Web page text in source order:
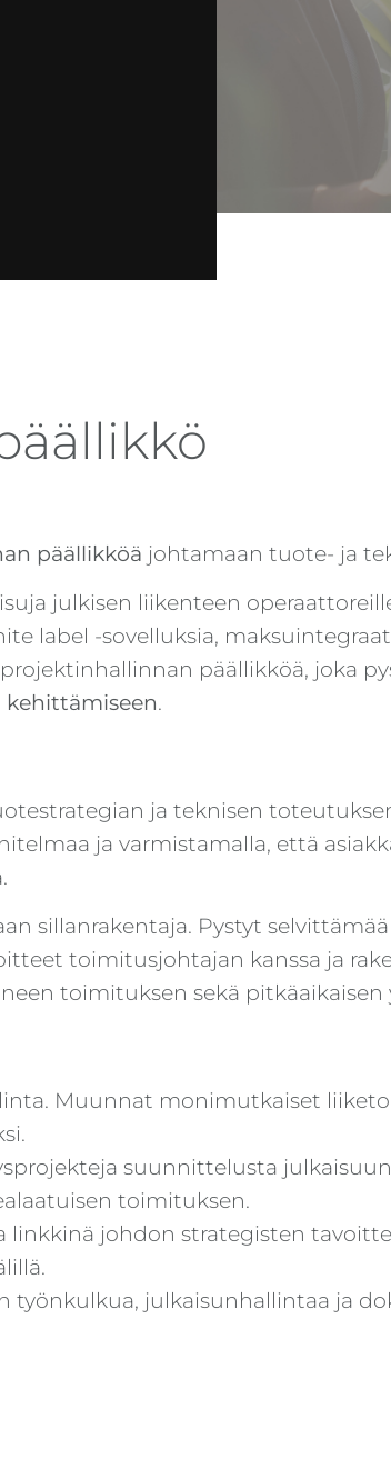
päällikköä johtamaan tuote- ja
julkisen liikenteen
label -sovelluksia,
päällikköä, joka
.
ja teknisen
ja varmistamalla, että
sillanrakentaja. Pystyt
toimitusjohtajan kanssa ja
toimituksen sekä pitkäaikaisen
Muunnat monimutkaiset
suunnittelusta
toimituksen.
linkkinä johdon strategisten
työnkulkua, julkaisunhallintaa ja